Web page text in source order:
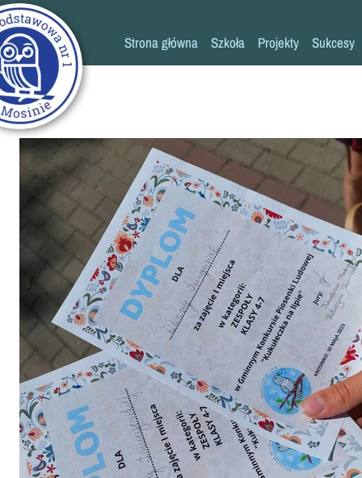
Strona główna Szkoła
Historia szkoły
Pedagog
Pielęgniarka
Rada rodziców
Biblioteka
Stołówka
Świetlica
Kronika
Projekty
Erasmus+ Przez
Erasmus+ Mózgi w
Sukcesy